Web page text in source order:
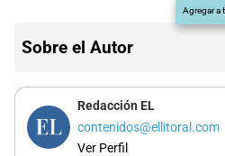
Agregar a
Sobre el Autor
Redacción EL
contenidos@ellitoral.com
Ver Perfil